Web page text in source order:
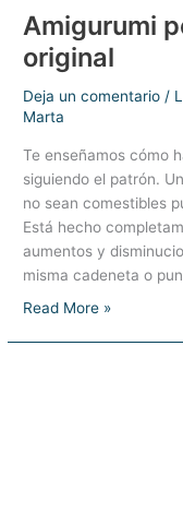
Amigurumi
original
Deja un comentario /
Marta
Te enseñamos cómo
siguiendo el patrón.
no sean comestibles
Está hecho
aumentos y
misma cadeneta o
Amigurumi
Read More »